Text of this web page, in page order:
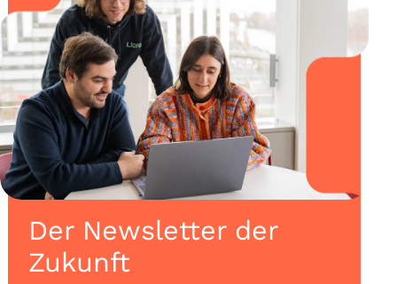
Der Newsletter der
Zukunft